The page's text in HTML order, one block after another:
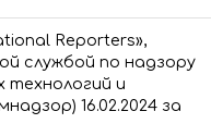
Reporters»,
службой по надзору
технологий и
16.02.2024 за